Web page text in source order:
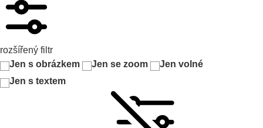
rozšířený filtr
Jen s obrázkem
Jen se zoom
Jen volné
Jen s textem